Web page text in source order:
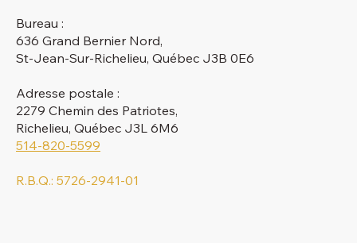
Bureau :
636 Grand Bernier Nord,
St-Jean-Sur-Richelieu, Québec J3B 0E6
Adresse postale :
2279 Chemin des Patriotes,
Richelieu, Québec J3L 6M6
514-820-5599
R.B.Q.: 5726-2941-01